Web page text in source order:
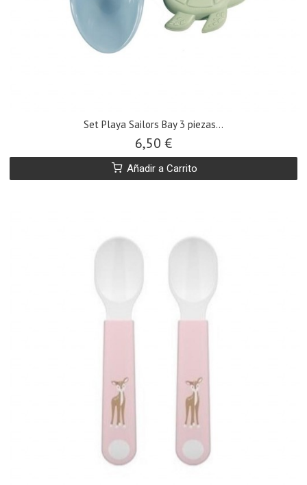
Set Playa Sailors Bay 3 piezas...
6,50 €
Añadir a Carrito